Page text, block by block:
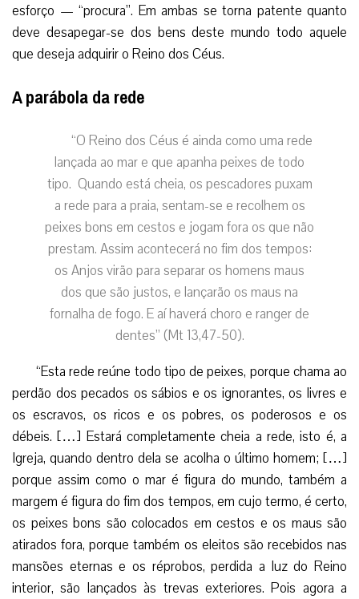
esforço — “procura”. Em ambas se torna patente quanto
deve desapegar-se dos bens deste mundo todo aquele
que deseja adquirir o Reino dos Céus.
A parábola da rede
“O Reino dos Céus é ainda como uma rede
lançada ao mar e que apanha peixes de todo
tipo. Quando está cheia, os pescadores puxam
a rede para a praia, sentam-se e recolhem os
peixes bons em cestos e jogam fora os que não
prestam. Assim acontecerá no fim dos tempos:
os Anjos virão para separar os homens maus
dos que são justos, e lançarão os maus na
fornalha de fogo. E aí haverá choro e ranger de
dentes” (Mt 13,47-50).
“Esta rede reúne todo tipo de peixes, porque chama ao
perdão dos pecados os sábios e os ignorantes, os livres e
os escravos, os ricos e os pobres, os poderosos e os
débeis. […] Estará completamente cheia a rede, isto é, a
Igreja, quando dentro dela se acolha o último homem; […]
porque assim como o mar é figura do mundo, também a
margem é figura do fim dos tempos, em cujo termo, é certo,
os peixes bons são colocados em cestos e os maus são
atirados fora, porque também os eleitos são recebidos nas
mansões eternas e os réprobos, perdida a luz do Reino
interior, são lançados às trevas exteriores. Pois agora a